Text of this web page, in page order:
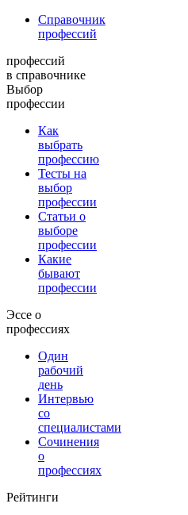
Справочник
профессий
профессий
в справочнике
Выбор
профессии
Как
выбрать
профессию
Тесты на
выбор
профессии
Статьи о
выборе
профессии
Какие
бывают
профессии
Эссе о
профессиях
Один
рабочий
день
Интервью
со
специалистами
Сочинения
о
профессиях
Рейтинги